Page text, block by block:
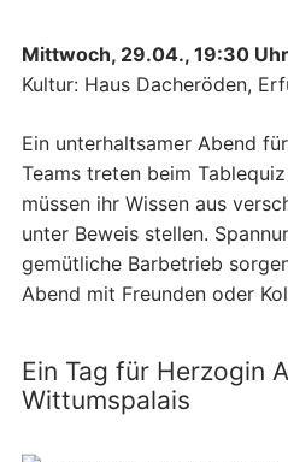
Mittwoch, 29.04., 19:30 Uhr
Kultur: Haus Dacheröden,
Ein unterhaltsamer Abend
Teams treten beim
müssen ihr Wissen aus
unter Beweis stellen.
gemütliche Barbetrieb
Abend mit Freunden oder
Ein Tag für Herzogin
Wittumspalais